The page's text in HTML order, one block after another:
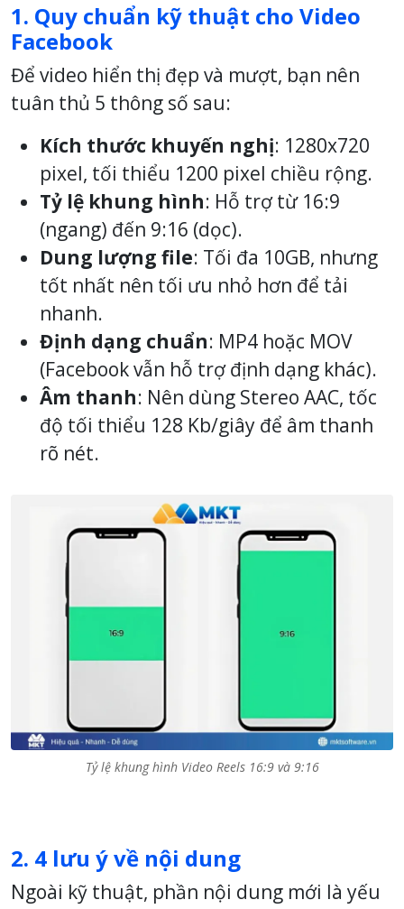
1. Quy chuẩn kỹ thuật cho Video
Facebook
Để video hiển thị đẹp và mượt, bạn nên
tuân thủ 5 thông số sau:
Kích thước khuyến nghị: 1280x720
pixel, tối thiểu 1200 pixel chiều rộng.
Tỷ lệ khung hình: Hỗ trợ từ 16:9
(ngang) đến 9:16 (dọc).
Dung lượng file: Tối đa 10GB, nhưng
tốt nhất nên tối ưu nhỏ hơn để tải
nhanh.
Định dạng chuẩn: MP4 hoặc MOV
(Facebook vẫn hỗ trợ định dạng khác).
Âm thanh: Nên dùng Stereo AAC, tốc
độ tối thiểu 128 Kb/giây để âm thanh
rõ nét.
Tỷ lệ khung hình Video Reels 16:9 và 9:16
2. 4 lưu ý về nội dung
Ngoài kỹ thuật, phần nội dung mới là yếu